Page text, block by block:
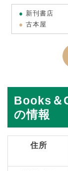
新刊書店
古本屋
Books＆
の情報
住所